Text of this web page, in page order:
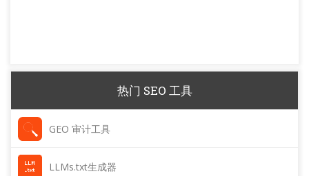
热门 SEO 工具
GEO 审计工具
LLMs.txt生成器